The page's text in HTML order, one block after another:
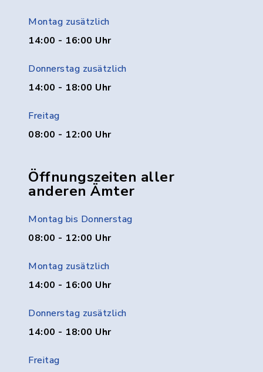
Montag zusätzlich
14:00 - 16:00 Uhr
Donnerstag zusätzlich
14:00 - 18:00 Uhr
Freitag
08:00 - 12:00 Uhr
Öffnungszeiten aller
anderen Ämter
Montag bis Donnerstag
08:00 - 12:00 Uhr
Montag zusätzlich
14:00 - 16:00 Uhr
Donnerstag zusätzlich
14:00 - 18:00 Uhr
Freitag